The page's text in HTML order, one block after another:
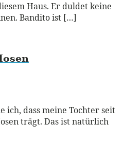
Haus. Er duldet keine
Bandito ist […]
ich, dass meine Tochter seit
trägt. Das ist natürlich